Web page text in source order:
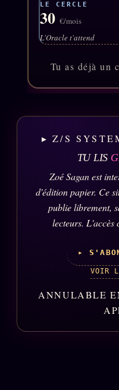
Archives SMK
SMK Manifeste
Gossip Pacte
Prophétie
À propos
Founders
Équipe
Who is who
LE CERCLE
30 €/mois
L'Oracle t'attend
Tu as déjà un
▸ Z/S
TU LIS
Zoé Sagan est
d'édition papier. Ce
publie librement,
lecteurs. L'accès
▸
VOIR
ANNULABLE